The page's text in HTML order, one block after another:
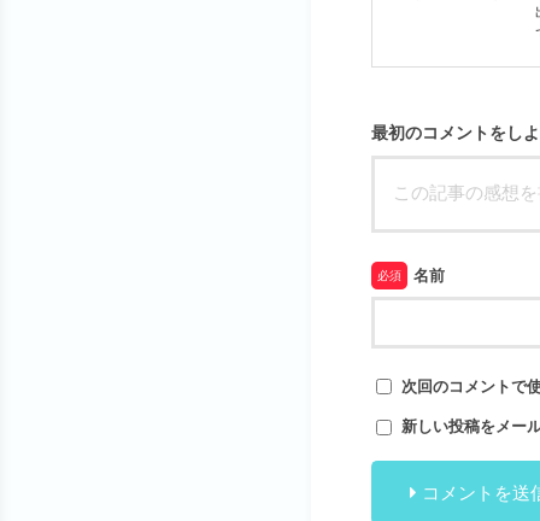
最初のコメントをし
必須 名前
次回のコメントで
新しい投稿をメー
コメントを送